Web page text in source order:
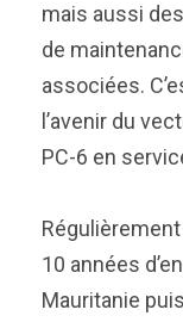
mais aussi
de
associées.
l’avenir du
PC-6 en
10 années
Mauritanie